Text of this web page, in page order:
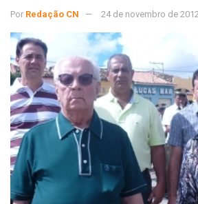
Por Redação CN 24 de novembro de 2012